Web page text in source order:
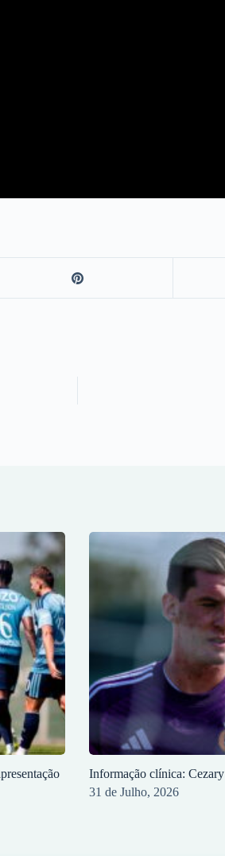
Informação clínica:
31 de Julho, 2026